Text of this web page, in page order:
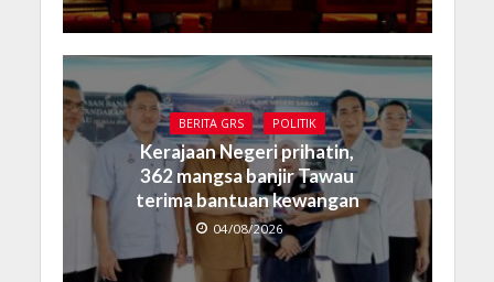
BERITA GRS POLITIK
Kerajaan Negeri prihatin,
362 mangsa banjir Tawau
terima bantuan kewangan
04/08/2026